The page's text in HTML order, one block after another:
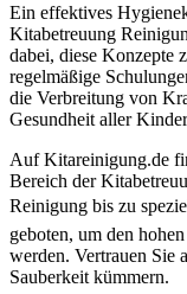
Ein effektives
Kitabetreuung
dabei, diese Konzepte
regelmäßige
die Verbreitung von
Gesundheit aller
Auf Kitareinigung.de
Bereich der
Reinigung bis zu
geboten, um den
werden. Vertrauen Sie
Sauberkeit kümmern.